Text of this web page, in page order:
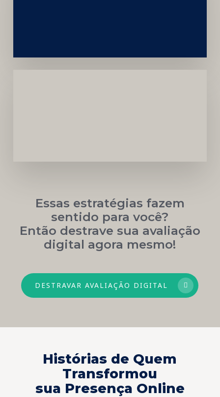
Essas estratégias fazem
sentido para você?
Então destrave sua avaliação
digital agora mesmo!
DESTRAVAR AVALIAÇÃO DIGITAL
Histórias de Quem
Transformou
sua Presença Online